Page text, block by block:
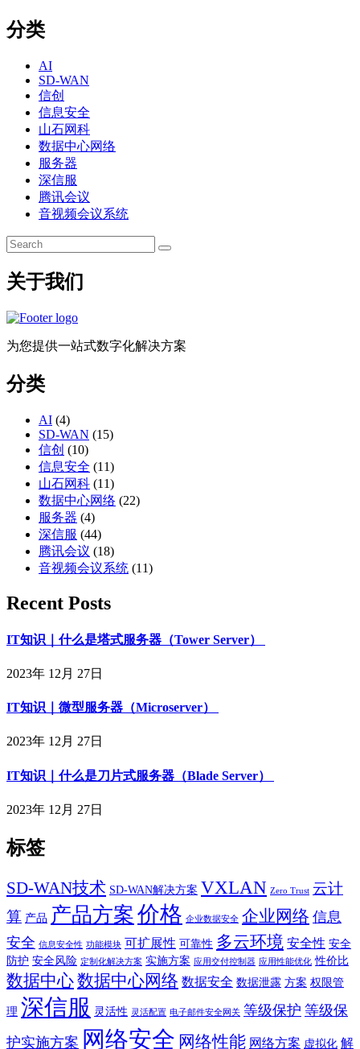
分类
AI
SD-WAN
信创
信息安全
山石网科
数据中心网络
服务器
深信服
腾讯会议
音视频会议系统
关于我们
为您提供一站式数字化解决方案
分类
AI (4)
SD-WAN (15)
信创 (10)
信息安全 (11)
山石网科 (11)
数据中心网络 (22)
服务器 (4)
深信服 (44)
腾讯会议 (18)
音视频会议系统 (11)
Recent Posts
IT知识｜什么是塔式服务器（Tower Server）
2023年 12月 27日
IT知识｜微型服务器（Microserver）
2023年 12月 27日
IT知识｜什么是刀片式服务器（Blade Server）
2023年 12月 27日
标签
SD-WAN技术 SD-WAN解决方案 VXLAN Zero Trust 云计
算 产品 产品方案价格 企业数据安全 企业网络 信息
安全 信息安全性 功能模块 可扩展性 可靠性 多云环境 安全性 安全
防护 安全风险 定制化解决方案 实施方案 应用交付控制器 应用性能优化 性价比
数据中心数据中心网络 数据安全 数据泄露 方案 权限管
理 深信服 灵活性 灵活配置 电子邮件安全网关 等级保护 等级保
护实施方案 网络安全 网络性能 网络方案 虚拟化 解